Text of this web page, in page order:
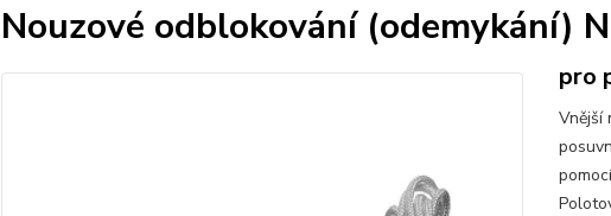
Nouzové odblokování (odemykání)
pro
Vnější